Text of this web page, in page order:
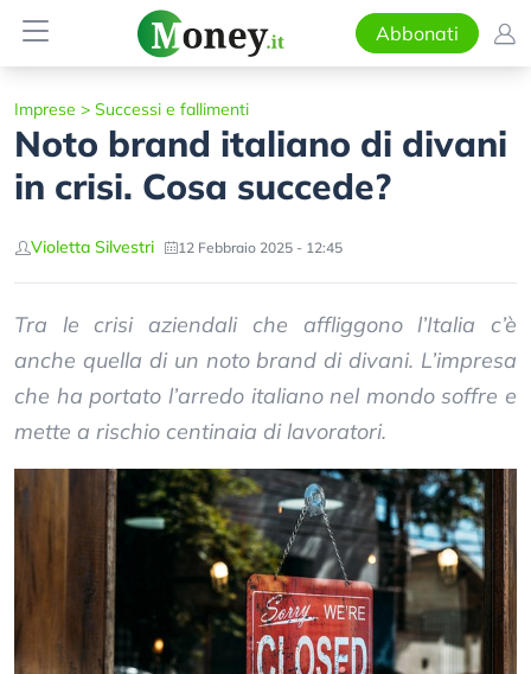
Abbonati
Imprese > Successi e fallimenti
Noto brand italiano di divani
in crisi. Cosa succede?
Violetta Silvestri 12 Febbraio 2025 - 12:45
Tra le crisi aziendali che affliggono l’Italia c’è
anche quella di un noto brand di divani. L’impresa
che ha portato l’arredo italiano nel mondo soffre e
mette a rischio centinaia di lavoratori.